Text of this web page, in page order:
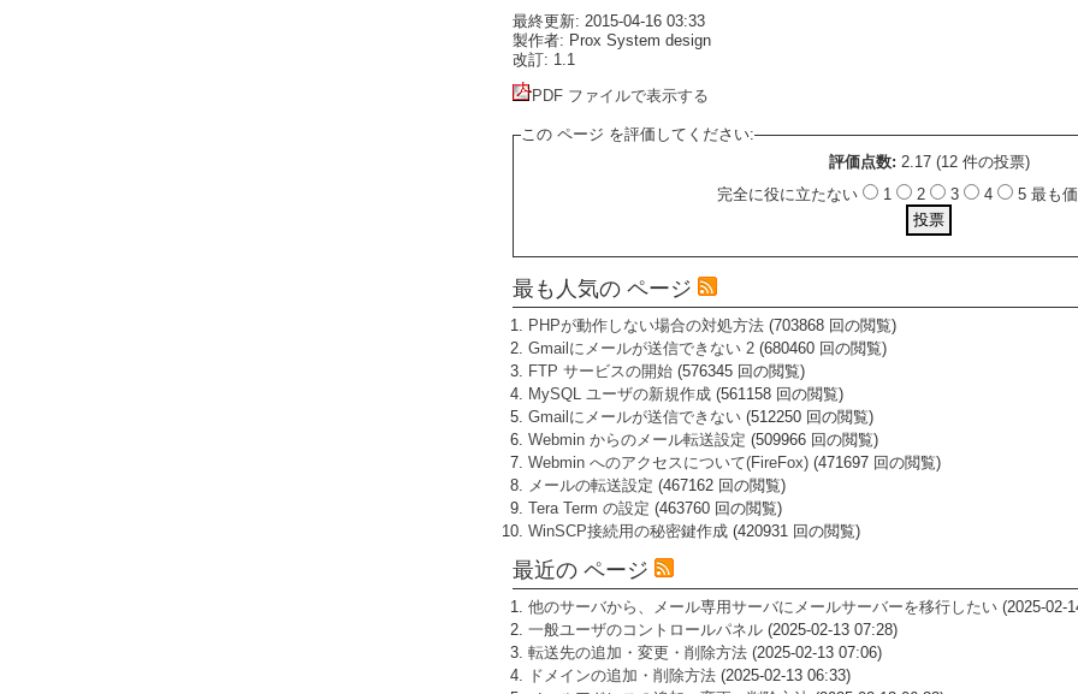
最終更新: 2015-04-16 03:33
製作者: Prox System design
改訂: 1.1
PDF ファイルで表示する
この ページ を評価してください:
評価点数: 2.17 (12 件の投票)
完全に役に立たない
1 2 3 4 5 最も
最も人気の ページ
PHPが動作しない場合の対処方法(703868 回の閲覧)
Gmailにメールが送信できない 2(680460 回の閲覧)
FTP サービスの開始(576345 回の閲覧)
MySQL ユーザの新規作成(561158 回の閲覧)
Gmailにメールが送信できない(512250 回の閲覧)
Webmin からのメール転送設定 (509966 回の閲覧)
Webmin へのアクセスについて(FireFox)(471697 回の閲覧)
メールの転送設定 (467162 回の閲覧)
Tera Term の設定 (463760 回の閲覧)
WinSCP接続用の秘密鍵作成(420931 回の閲覧)
最近の ページ
他のサーバから、メール専用サーバにメールサーバーを移行したい(2025-02-
一般ユーザのコントロールパネル(2025-02-13 07:28)
転送先の追加・変更・削除方法(2025-02-13 07:06)
ドメインの追加・削除方法(2025-02-13 06:33)